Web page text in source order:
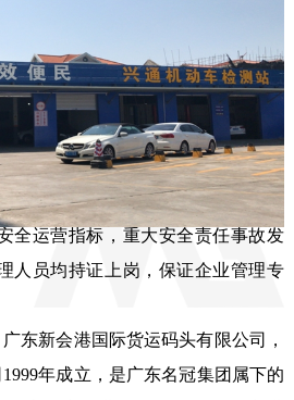
对车辆进行年季审，并与新会汽车
维修资质的企业合作定期车辆维护
全运营指标，重大安全责任事故发
人员均持证上岗，保证企业管理专
广东新会港国际货运码头有限公司，
年成立，是广东名冠集团属下的